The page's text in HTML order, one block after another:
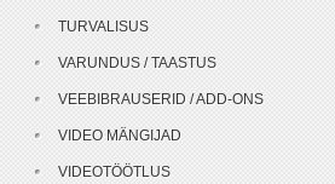
TURVALISUS
VARUNDUS / TAASTUS
VEEBIBRAUSERID / ADD-ONS
VIDEO MÄNGIJAD
VIDEOTÖÖTLUS